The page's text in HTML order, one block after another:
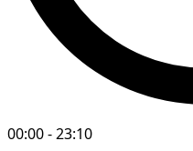
00:00 - 23:10